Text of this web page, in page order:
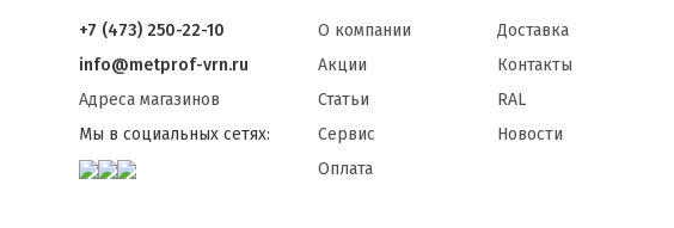
+7 (473) 250-22-10
info@metprof-vrn.ru
Адреса магазинов
Мы в социальных сетях:
О компании
Акции
Статьи
Сервис
Оплата
Доставка
Контакты
RAL
Новости